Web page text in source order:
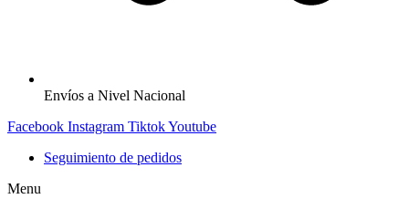
Envíos a Nivel Nacional
Facebook Instagram TiktokYoutube
Seguimiento de pedidos
Menu